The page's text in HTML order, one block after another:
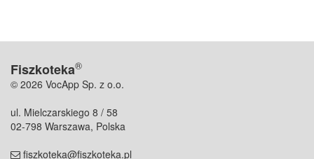
Fiszkoteka®
© 2026 VocApp Sp. z o.o.
ul. Mielczarskiego 8 / 58
02-798 Warszawa, Polska
fiszkoteka@fiszkoteka.pl